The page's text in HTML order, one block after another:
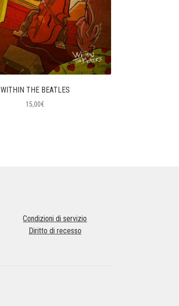
WITHIN THE BEATLES
15,00€
Condizioni di servizio
Diritto di recesso